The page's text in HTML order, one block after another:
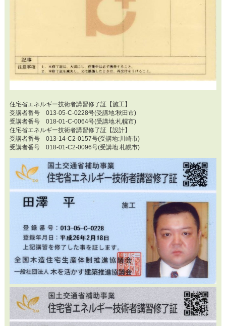
住宅省エネルギー技術者講習修了証【施工】
受講者番号 013-05-C-0228号(受講地:秋田市)
受講者番号 018-01-C-0064号(受講地:札幌市)
住宅省エネルギー技術者講習修了証【設計】
受講者番号 013-14-C2-0157号(受講地:川崎市)
受講者番号 018-01-C2-0096号(受講地:札幌市)